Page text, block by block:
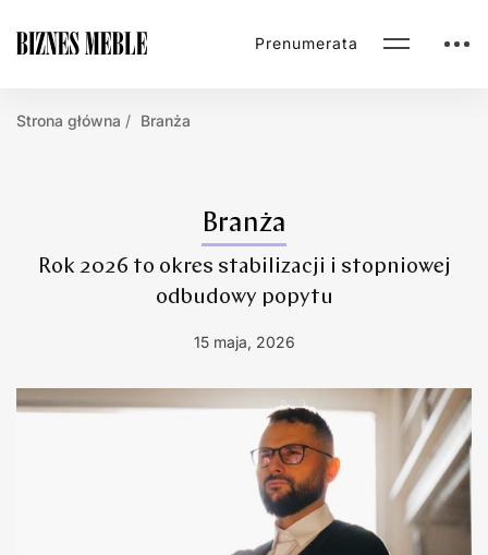
Prenumerata
Strona główna Branża
Branża
Rok 2026 to okres stabilizacji i stopniowej
odbudowy popytu
15 maja, 2026